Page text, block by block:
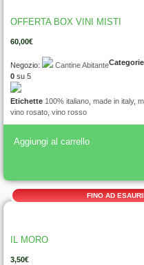
OFFERTA BOX VINI MISTI
60,00€
Negozio:
Cantine Abitante
0 su 5
Categorie
Etichette 100% italiano made in italy,
vino rosato vino rosso
Aggiungi al carrello
FINO AD
IL MORO
3,50€